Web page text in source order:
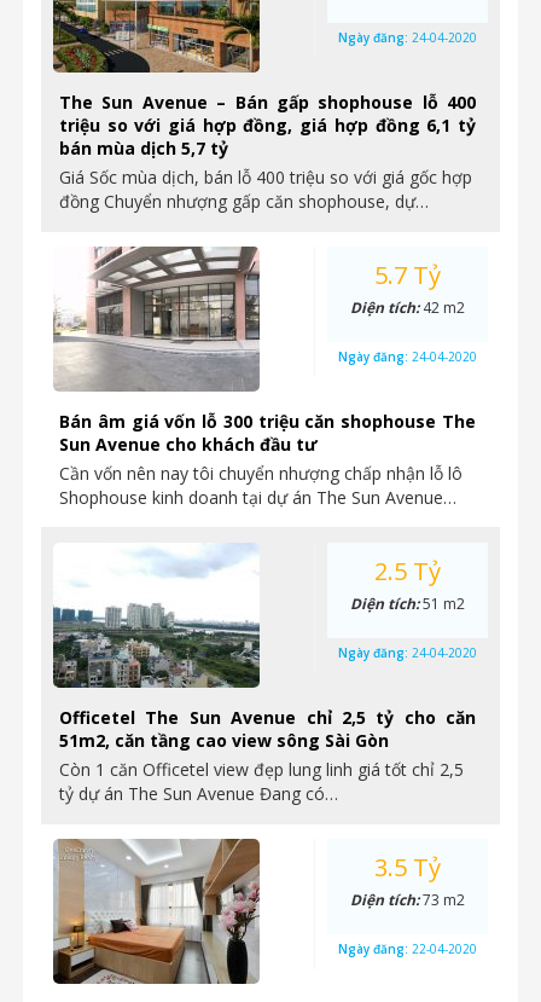
The Sun Avenue – Bán gấp shophouse lỗ 400
triệu so với giá hợp đồng, giá hợp đồng 6,1 tỷ
bán mùa dịch 5,7 tỷ
Giá Sốc mùa dịch, bán lỗ 400 triệu so với giá gốc hợp
đồng Chuyển nhượng gấp căn shophouse, dự…
Ngày đăng: 24-04-2020
Bán âm giá vốn lỗ 300 triệu căn shophouse The
Sun Avenue cho khách đầu tư
Cần vốn nên nay tôi chuyển nhượng chấp nhận lỗ lô
Shophouse kinh doanh tại dự án The Sun Avenue…
5.7 Tỷ
Diện tích:42 m2
Ngày đăng: 24-04-2020
Officetel The Sun Avenue chỉ 2,5 tỷ cho căn
51m2, căn tầng cao view sông Sài Gòn
Còn 1 căn Officetel view đẹp lung linh giá tốt chỉ 2,5
tỷ dự án The Sun Avenue Đang có…
2.5 Tỷ
Diện tích:51 m2
Ngày đăng: 24-04-2020
3.5 Tỷ
Diện tích:73 m2
Ngày đăng: 22-04-2020